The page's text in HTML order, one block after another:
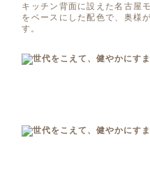
キッチン背面に設えた名古屋
をベースにした配色で、奥様
す。